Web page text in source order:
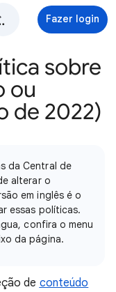
Ads Fazer login
sobre
ou
de 2022)
da Central de
alterar o
em inglês é o
essas políticas.
confira o menu
da página.
de conteúdo